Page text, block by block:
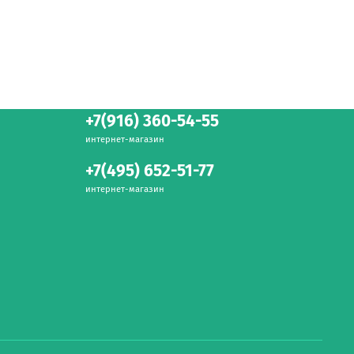
+7(916) 360-54-55
интернет-магазин
+7(495) 652-51-77
интернет-магазин